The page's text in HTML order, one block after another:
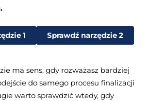
1 Sprawdź narzędzie 2
ma sens, gdy rozważasz bardziej
do samego procesu finalizacji
warto sprawdzić wtedy, gdy